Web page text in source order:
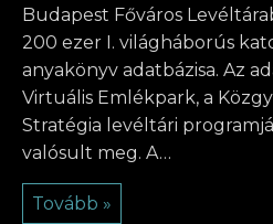
Budapest Főváros
200 ezer I. világháborús
anyakönyv adatbázisa. Az
Virtuális Emlékpark, a
Stratégia levéltári
valósult meg. A…
Tovább »